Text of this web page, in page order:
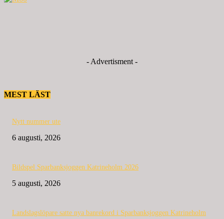
- Advertisment -
MEST LÄST
Nytt nummer ute
6 augusti, 2026
Bildspel Sparbanksjoggen Katrineholm 2026
5 augusti, 2026
Landslagslöpare satte nya banrekord i Sparbanksjoggen Katrineholm